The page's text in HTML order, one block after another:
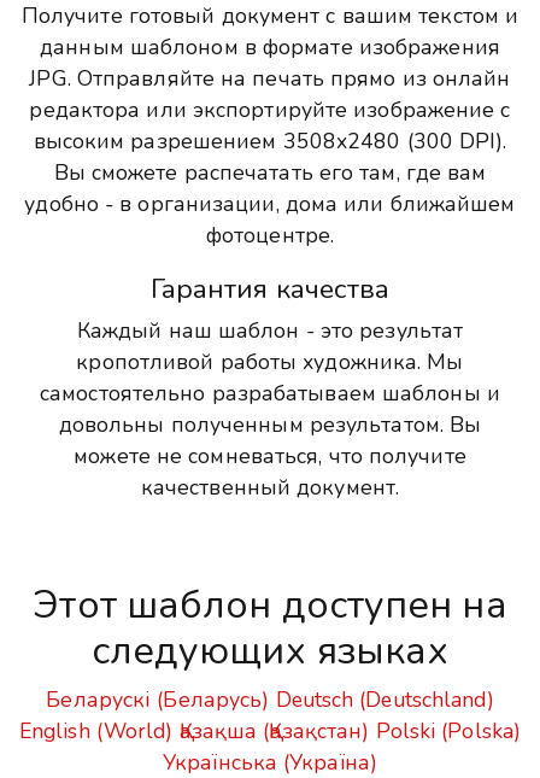
Получите готовый документ с вашим текстом и
данным шаблоном в формате изображения
JPG. Отправляйте на печать прямо из онлайн
редактора или экспортируйте изображение с
высоким разрешением 3508x2480 (300 DPI).
Вы сможете распечатать его там, где вам
удобно - в организации, дома или ближайшем
фотоцентре.
Гарантия качества
Каждый наш шаблон - это результат
кропотливой работы художника. Мы
самостоятельно разрабатываем шаблоны и
довольны полученным результатом. Вы
можете не сомневаться, что получите
качественный документ.
Этот шаблон доступен на
следующих языках
Беларускі (Беларусь) Deutsch (Deutschland)
English (World) Қазақша (Қазақстан) Polski (Polska)
Українська (Україна)